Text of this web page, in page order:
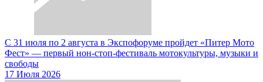
С 31 июля по 2 августа в Экспофоруме пройдет «Питер Мото
Фест» — первый нон-стоп-фестиваль мотокультуры, музыки и
свободы
17 Июля 2026